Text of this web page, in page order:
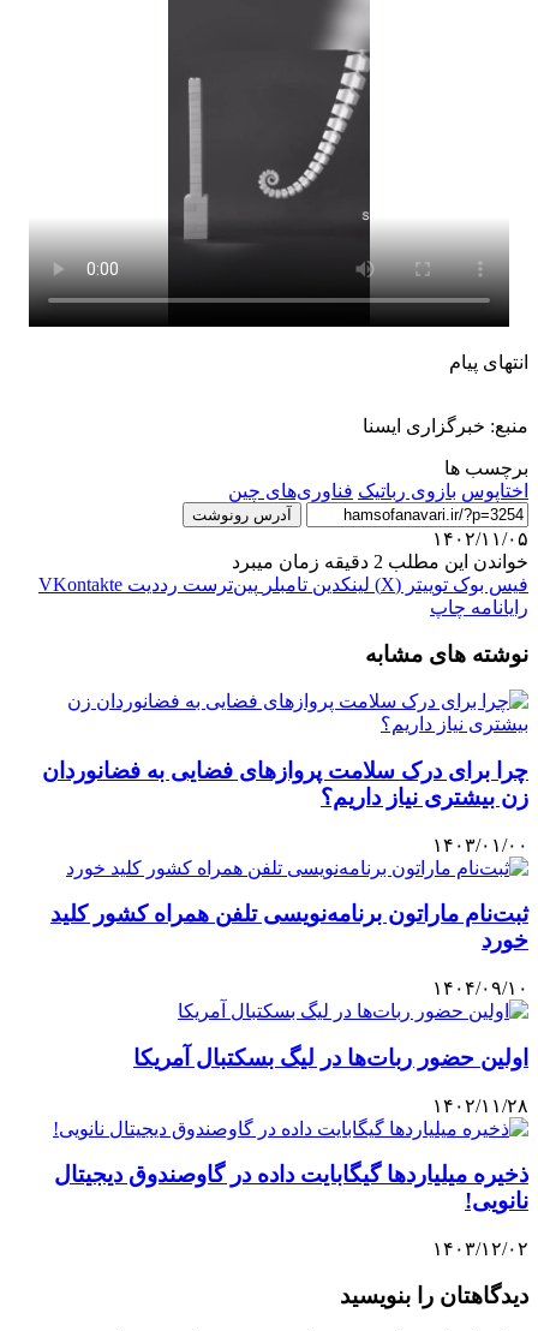
انتهای پیام
منبع: خبرگزاری ایسنا
برچسب ها
اختاپوس بازوی رباتیک فناوری‌های چین
آدرس رونوشت
۱۴۰۲/۱۱/۰۵
خواندن این مطلب 2 دقیقه زمان میبرد
فیس بوک توییتر (X) لینکدین ‫تامبلر ‫پین‌ترست ‫رددیت ‫VKontakte
رایانامه چاپ
نوشته های مشابه
چرا برای درک سلامت پروازهای فضایی به فضانوردان
زن بیشتری نیاز داریم؟
۱۴۰۳/۰۱/۰۰
ثبت‌نام ماراتون برنامه‌نویسی تلفن همراه کشور کلید
خورد
۱۴۰۴/۰۹/۱۰
اولین حضور ربات‌ها در لیگ بسکتبال آمریکا
۱۴۰۲/۱۱/۲۸
ذخیره میلیاردها گیگابایت داده در گاوصندوق دیجیتال
نانویی!
۱۴۰۳/۱۲/۰۲
دیدگاهتان را بنویسید